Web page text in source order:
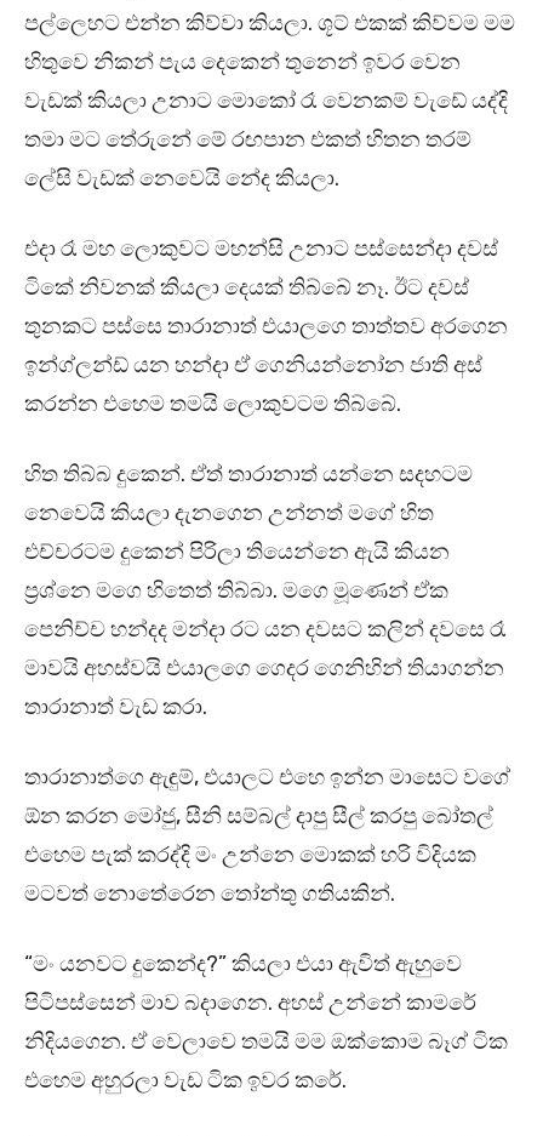
පල්ලෙහට එන්න කිව්වා කියලා. ශූට් එකක් කිව්වම මම
හිතුවෙ නිකන් පැය දෙකෙන් තුනෙන් ඉවර වෙන
වැඩක් කියලා උනාට මොකෝ රෑ වෙනකම් වැඩේ යද්දි
තමා මට තේරුනේ මේ රඟපාන එකත් හිතන තරම්
ලේසි වැඩක් නෙවෙයි නේද කියලා.
එදා රෑ මහ ලොකුවට මහන්සි උනාට පස්සෙන්දා දවස්
ටිකේ නිවනක් කියලා දෙයක් තිබ්බේ නෑ. ඊට දවස්
තුනකට පස්සෙ තාරානාත් එයාලගෙ තාත්තව අරගෙන
ඉන්ග්ලන්ඩ් යන හන්දා ඒ ගෙනියන්නෝන ජාති අස්
කරන්න එහෙම තමයි ලොකුවටම තිබ්බේ.
හිත තිබ්බ දුකෙන්. ඒත් තාරානාත් යන්නෙ සදහටම
නෙවෙයි කියලා දැනගෙන උන්නත් මගේ හිත
එච්චරටම දුකෙන් පිරිලා තියෙන්නෙ ඇයි කියන
ප්‍රශ්නෙ මගෙ හිතෙත් තිබ්බා. මගෙ මූණෙන් ඒක
පෙනිච්ච හන්දද මන්දා රට යන දවසට කලින් දවසෙ රෑ
මාවයි අහස්වයි එයාලගෙ ගෙදර ගෙනිහින් තියාගන්න
තාරානාත් වැඩ කරා.
තාරානාත්ගෙ ඇඳුම්, එයාලට එහෙ ඉන්න මාසෙට වගේ
ඕන කරන මෝජු, සීනි සම්බල් දාපු සීල් කරපු බෝතල්
එහෙම පැක් කරද්දි මං උන්නෙ මොකක් හරි විදියක
මටවත් නොතේරෙන තෝන්තු ගතියකින්.
“මං යනවට දුකෙන්ද?” කියලා එයා ඇවිත් ඇහුවෙ
පිටිපස්සෙන් මාව බදාගෙන. අහස් උන්නේ කාමරේ
නිදියගෙන. ඒ වෙලාවෙ තමයි මම ඔක්කොම බෑග් ටික
එහෙම අහුරලා වැඩ ටික ඉවර කරේ.